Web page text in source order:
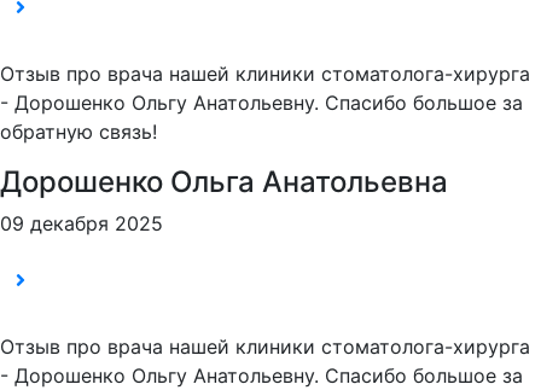
Отзыв про врача нашей клиники стоматолога-хирурга
- Дорошенко Ольгу Анатольевну. Спасибо большое за
обратную связь!
Дорошенко Ольга Анатольевна
09 декабря 2025
Отзыв про врача нашей клиники стоматолога-хирурга
- Дорошенко Ольгу Анатольевну. Спасибо большое за